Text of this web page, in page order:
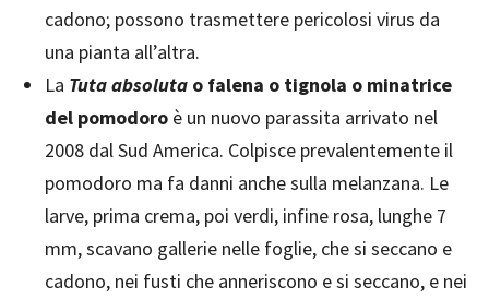
cadono; possono trasmettere pericolosi virus da
una pianta all’altra.
La Tuta absoluta o falena o tignola o minatrice
del pomodoro è un nuovo parassita arrivato nel
2008 dal Sud America. Colpisce prevalentemente il
pomodoro ma fa danni anche sulla melanzana. Le
larve, prima crema, poi verdi, infine rosa, lunghe 7
mm, scavano gallerie nelle foglie, che si seccano e
cadono, nei fusti che anneriscono e si seccano, e nei